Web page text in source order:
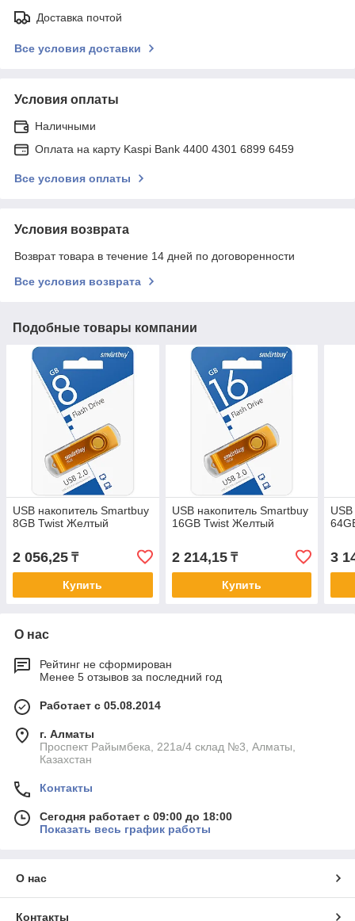
Доставка почтой
Все условия доставки
Условия оплаты
Наличными
Оплата на карту Kaspi Bank 4400 4301 6899 6459
Все условия оплаты
Условия возврата
Возврат товара в течение 14 дней по договоренности
Все условия возврата
Подобные товары компании
USB накопитель Smartbuy
8GB Twist Желтый
2 056,25 ₸
Купить
USB накопитель Smartbuy
16GB Twist Желтый
2 214,15₸
Купить
3
О нас
Рейтинг не сформирован
Менее 5 отзывов за последний год
Работает с 05.08.2014
г. Алматы
Проспект Райымбека, 221а/4 склад №3, Алматы,
Казахстан
Контакты
Сегодня работает с 09:00 до 18:00
Показать весь график работы
О нас
Контакты